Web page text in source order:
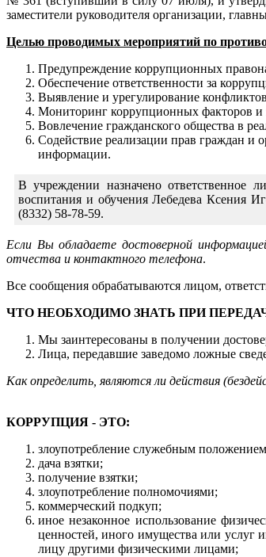
заместители руководителя организации,
Целью проводимых мероприятий по
Предупреждение коррупционных
Обеспечение ответственности за
Выявление и урегулирование
Мониторинг коррупционных факторов
Вовлечение гражданского общества в
Содействие реализации прав граждан и
информации.
В учреждении назначено ответственное
воспитания и обучения Лебедева Ксения
(8332) 58-78-59.
Если Вы обладаете достоверной
отчества и контактного телефона.
Все сообщения обрабатываются лицом,
ЧТО НЕОБХОДИМО ЗНАТЬ ПРИ
Мы заинтересованы в получении
Лица, передавшие заведомо ложные
Как определить, являются ли действия
КОРРУПЦИЯ - ЭТО:
злоупотребление служебным
дача взятки;
получение взятки;
злоупотребление полномочиями;
коммерческий подкуп;
иное незаконное использование
ценностей, иного имущества или услуг
лицу другими физическими лицами;